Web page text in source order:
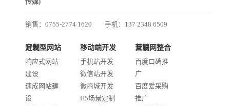
销售：0755-2774 1620
手机：137 2348 6509
邮箱：services@jiasuweb.com
定制型网站开发
响应式网站
建设
速成网站建
设
移动端开发
手机站开发
微信站开发
微商城开发
H5场景定制
互联网整合营销
百度口碑推
广
百度爱采购
推广